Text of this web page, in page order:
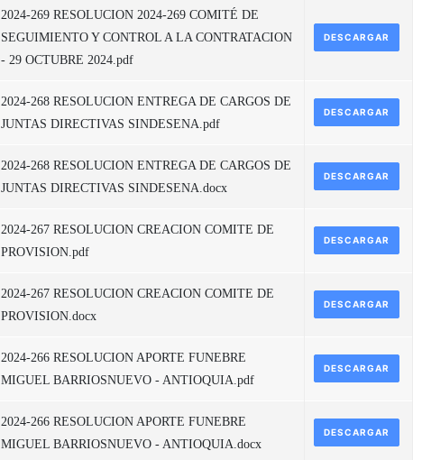
2024-269 RESOLUCION 2024-269 COMITÉ DE
SEGUIMIENTO Y CONTROL A LA CONTRATACION
- 29 OCTUBRE 2024.pdf
DESCARGAR
2024-268 RESOLUCION ENTREGA DE CARGOS DE
JUNTAS DIRECTIVAS SINDESENA.pdf
DESCARGAR
2024-268 RESOLUCION ENTREGA DE CARGOS DE
JUNTAS DIRECTIVAS SINDESENA.docx
DESCARGAR
2024-267 RESOLUCION CREACION COMITE DE
PROVISION.pdf
DESCARGAR
2024-267 RESOLUCION CREACION COMITE DE
PROVISION.docx
DESCARGAR
2024-266 RESOLUCION APORTE FUNEBRE
MIGUEL BARRIOSNUEVO - ANTIOQUIA.pdf
DESCARGAR
2024-266 RESOLUCION APORTE FUNEBRE
MIGUEL BARRIOSNUEVO - ANTIOQUIA.docx
DESCARGAR